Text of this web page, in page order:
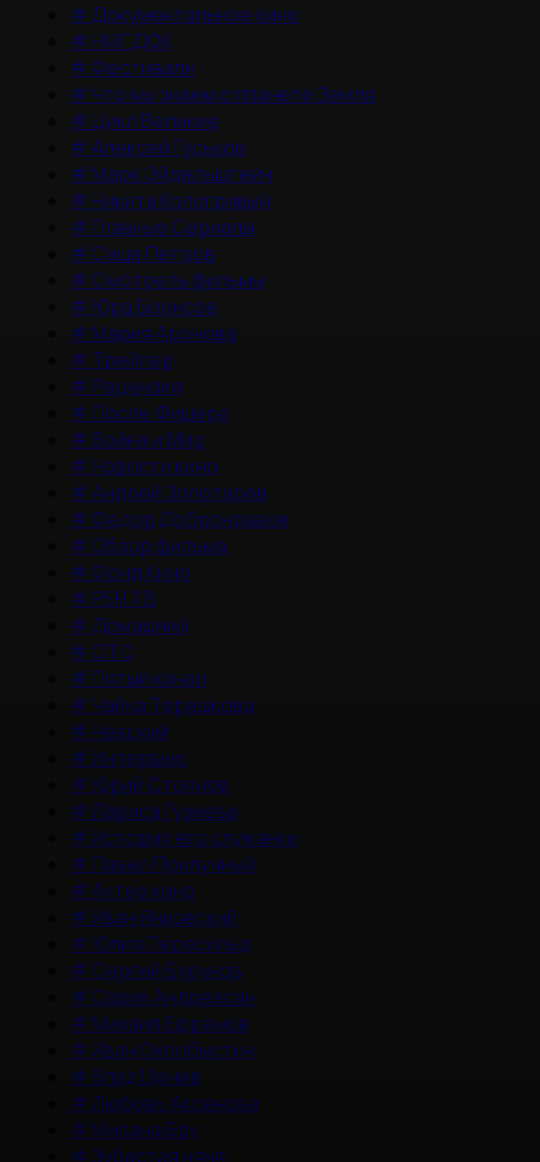
# Документальное кино
# НМГ ДОК
# Фестивали
# Что мы знаем о планете Земля
# Цикл Великие
#Алексей Гуськов
# Марк Эйдельштейн
# Никита Кологривый
# Главные Сериалы
# Саша Петров
# Смотреть фильмы
# Юра Борисов
# Мария Аронова
# Трейлер
# Рецензия
# После Фишера
# Война и Мир
# Новости кино
#Андрей Золотарев
# Федор Добронравов
# Обзор фильма
# Фонд Кино
# РЕН ТВ
# Домашний
# СТС
# Пятый канал
# Чайка Терешкова
# Невский
# Интервью
# Юрий Стоянов
#Лариса Гузеева
# История его служанки
# Павел Прилучный
#Актер кино
# Иван Янковский
# Юлия Пересильд
# Сергей Бурунов
# Сарик Андреасян
# Михаил Ефремов
# Иван Охлобыстин
# Влад Ценев
#Любовь Аксенова
# Милана Бру
#Зубастая няня